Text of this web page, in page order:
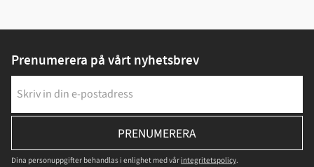
Prenumerera på vårt nyhetsbrev
PRENUMERERA
Dina personuppgifter behandlas i enlighet med vår integritetspolicy.